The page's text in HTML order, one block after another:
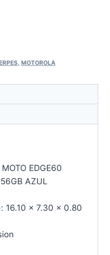
MOTOROLA
EDGE60
AZUL
16.10 × 7.30 × 0.80